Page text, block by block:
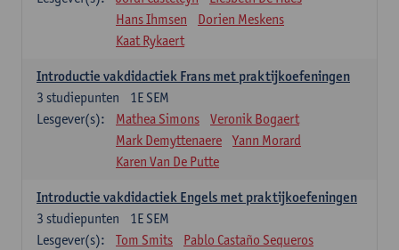
Hans Ihmsen
Dorien Meskens
Kaat Rykaert
Introductie vakdidactiek Frans met praktijkoefeningen
1E SEM
3 studiepunten
Lesgever(s):
Mathea Simons
Veronik Bogaert
Mark Demyttenaere
Yann Morard
Karen Van De Putte
Introductie vakdidactiek Engels met praktijkoefeningen
1E SEM
3 studiepunten
Lesgever(s):
Tom Smits
Pablo Castaño Sequeros